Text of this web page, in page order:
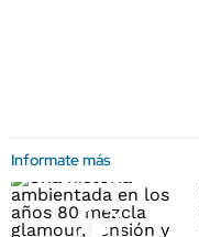
Informate más